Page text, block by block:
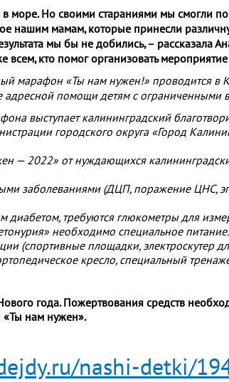
в море. Но своими стараниями мы смогли
нашим мамам, которые принесли
мы бы не добились, – рассказала
всем, кто помог организовать
марафон «Ты нам нужен!» проводится в
адресной помощи детям с ограниченными
выступает калининградский
городского округа «Город
— 2022» от нуждающихся
заболеваниями (ДЦП, поражение ЦНС,
диабетом, требуются глюкометры для
необходимо специальное питание.
(спортивные площадки, электроскутер
кресло, специальный
года. Пожертвования средств
нам нужен».
nashi-detki/